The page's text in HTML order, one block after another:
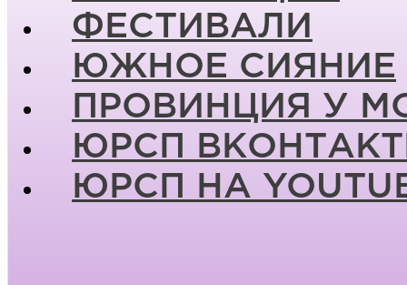
ФЕСТИВАЛИ
ЮЖНОЕ СИЯНИЕ
ПРОВИНЦИЯ У
ЮРСП
ЮРСП НА